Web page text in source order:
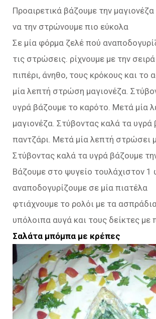
Προαιρετικά βάζουμε την
να την στρώνουμε πιο εύκολα
Σε μία φόρμα ζελέ πού
τις στρώσεις. ρίχνουμε με την
πιπέρι, άνηθο, τους κρόκους και το
μία λεπτή στρώση μαγιονέζα.
υγρά βάζουμε το καρότο. Μετά μία
μαγιονέζα. Στύβοντας καλά τα υγρά
παντζάρι. Μετά μία λεπτή στρώσει
Στύβοντας καλά τα υγρά βάζουμε
Βάζουμε στο ψυγείο τουλάχιστον 1
αναποδογυρίζουμε σε μία πιατέλα
φτιάχνουμε το ρολόι με τα
υπόλοιπα αυγά και τους δείκτες με
Σαλάτα μπόμπα με κρέπες